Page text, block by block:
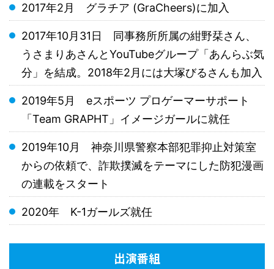
2017年2月 グラチア (GraCheers)に加入
2017年10月31日 同事務所所属の紺野栞さん、
うさまりあさんとYouTubeグループ「あんらぶ気
分」を結成。2018年2月には大塚びるさんも加入
2019年5月 eスポーツ プロゲーマーサポート
「Team GRAPHT」イメージガールに就任
2019年10月 神奈川県警察本部犯罪抑止対策室
からの依頼で、詐欺撲滅をテーマにした防犯漫画
の連載をスタート
2020年 K-1ガールズ就任
出演番組